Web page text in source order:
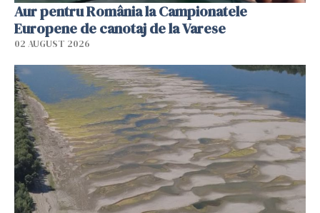
Aur pentru România la Campionatele
Europene de canotaj de la Varese
02 AUGUST 2026